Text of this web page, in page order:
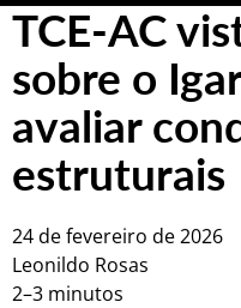
TCE-AC
sobre o
avaliar
estruturais
24 de fevereiro de 2026
Leonildo Rosas
2–3 minutos